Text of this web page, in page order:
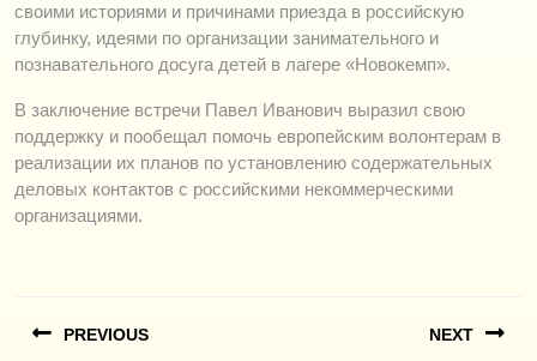
своими историями и причинами приезда в российскую
глубинку, идеями по организации занимательного и
познавательного досуга детей в лагере «Новокемп».
В заключение встречи Павел Иванович выразил свою
поддержку и пообещал помочь европейским волонтерам в
реализации их планов по установлению содержательных
деловых контактов с российскими некоммерческими
организациями.
по
PREVIOUS NEXT